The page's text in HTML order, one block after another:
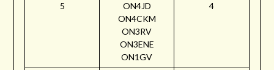
5
ON4JD
ON4CKM
ON3RV
ON3ENE
ON1GV
4